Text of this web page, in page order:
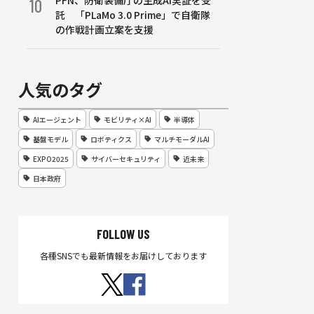
10
託 「PLaMo 3.0 Prime」で自衛隊
の作戦計画立案を支援
人気のタグ
AIエージェント モビリティ×AI
半導体
基盤モデル
ロボティクス
マルチモーダルAI
EXPO2025
サイバーセキュリティ
近未来
日本政府
FOLLOW US
各種SNSでも最新情報をお届けしております